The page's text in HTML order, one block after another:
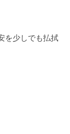
を少しでも払拭